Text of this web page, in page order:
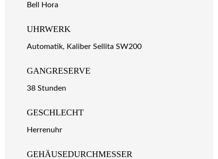
Bell Hora
UHRWERK
Automatik, Kaliber Sellita SW200
GANGRESERVE
38 Stunden
GESCHLECHT
Herrenuhr
GEHÄUSEDURCHMESSER